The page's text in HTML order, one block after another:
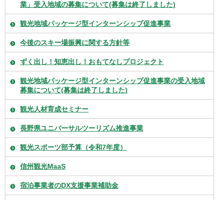
業」受入地域の募集について(募集は終了しました)
観光地域パッケージ型インターンシップ促進事業
今後のスキー場振興に関する方針等
ずく出し！知恵出し！おもてなしプロジェクト
観光地域パッケージ型インターンシップ促進事業の受入地域
募集について(募集は終了しました)
観光人材育成セミナー
長野県ユニバーサルツーリズム推進事業
観光スポーツ部予算（令和7年度）
信州観光MaaS
宿泊事業者のDX支援事業補助金